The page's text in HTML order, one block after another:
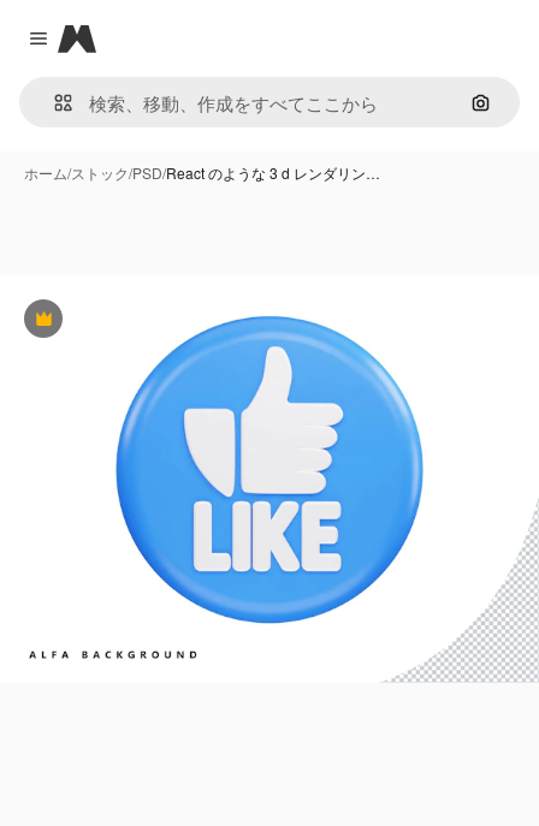
Close menu
Magnific
画像で
ホーム/ストック/PSD/React のような 3 d レンダリン…
Premium